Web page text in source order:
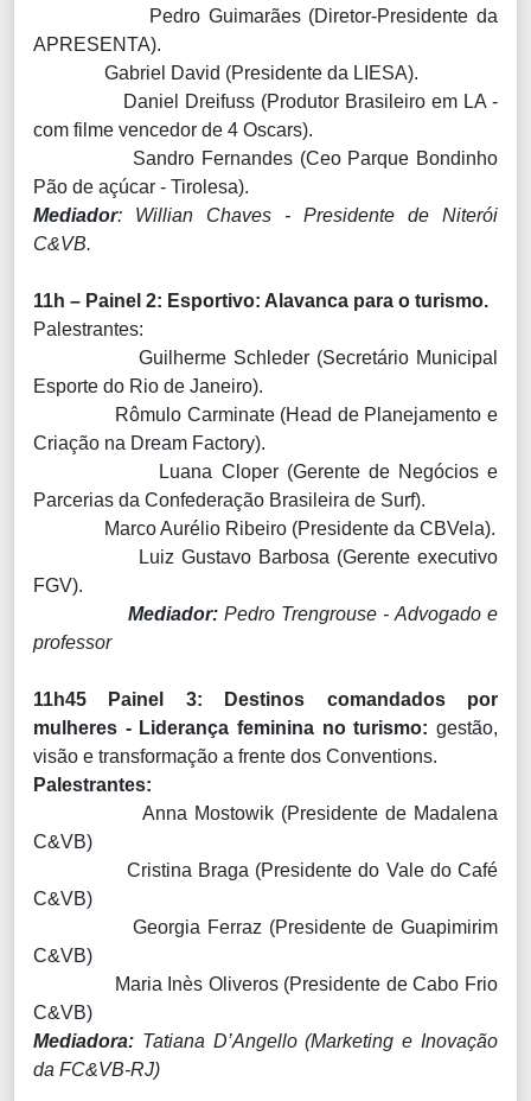
Pedro Guimarães (Diretor-Presidente da
APRESENTA).
Gabriel David (Presidente da LIESA).
Daniel Dreifuss (Produtor Brasileiro em LA -
com filme vencedor de 4 Oscars).
Sandro Fernandes (Ceo Parque Bondinho
Pão de açúcar - Tirolesa).
Mediador: Willian Chaves - Presidente de Niterói
C&VB.
11h – Painel 2: Esportivo: Alavanca para o turismo.
Palestrantes:
Guilherme Schleder (Secretário Municipal
Esporte do Rio de Janeiro).
Rômulo Carminate (Head de Planejamento e
Criação na Dream Factory).
Luana Cloper (Gerente de Negócios e
Parcerias da Confederação Brasileira de Surf).
Marco Aurélio Ribeiro (Presidente da CBVela).
Luiz Gustavo Barbosa (Gerente executivo
FGV).
Mediador:Pedro Trengrouse - Advogado e
professor
11h45 Painel 3: Destinos comandados por
mulheres - Liderança feminina no turismo: gestão,
visão e transformação a frente dos Conventions.
Palestrantes:
Anna Mostowik (Presidente de Madalena
C&VB)
Cristina Braga (Presidente do Vale do Café
C&VB)
Georgia Ferraz (Presidente de Guapimirim
C&VB)
Maria Inès Oliveros (Presidente de Cabo Frio
C&VB)
Mediadora: Tatiana D’Angello (Marketing e Inovação
da FC&VB-RJ)